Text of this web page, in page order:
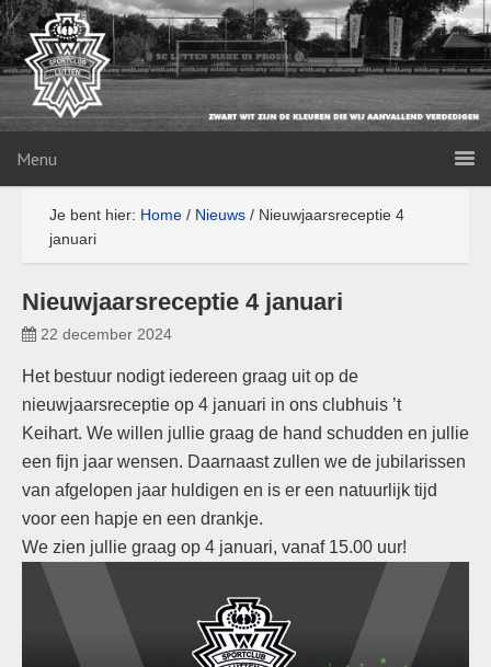
Menu
Je bent hier: Home / Nieuws / Nieuwjaarsreceptie 4
januari
Nieuwjaarsreceptie 4 januari
22 december 2024
Het bestuur nodigt iedereen graag uit op de
nieuwjaarsreceptie op 4 januari in ons clubhuis ’t
Keihart. We willen jullie graag de hand schudden en jullie
een fijn jaar wensen. Daarnaast zullen we de jubilarissen
van afgelopen jaar huldigen en is er een natuurlijk tijd
voor een hapje en een drankje.
We zien jullie graag op 4 januari, vanaf 15.00 uur!